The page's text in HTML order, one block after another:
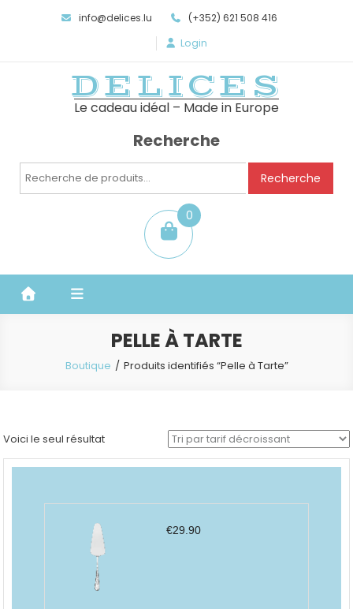
info@delices.lu (+352) 621 508 416
Login
DELICES
Le cadeau idéal – Made in Europe
Recherche
Recherche
Recherche
0
item
PELLE À TARTE
Boutique Produits identifiés “Pelle à Tarte”
Voici le seul résultat
€29.90